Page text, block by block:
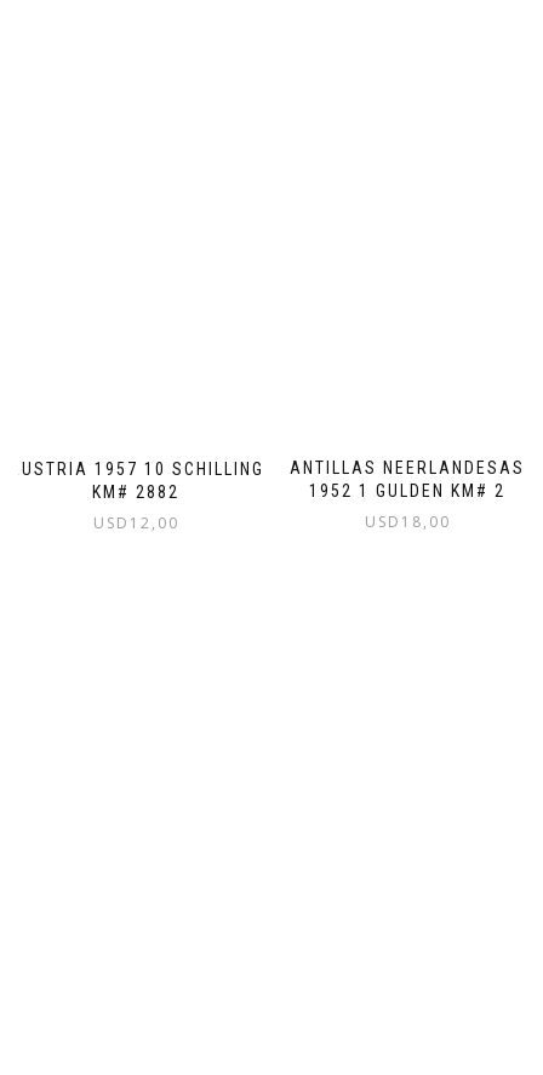
AUSTRIA 1957 10 SCHILLING
KM# 2882
USD 12,00
ANTILLAS NEERLANDESAS
1952 1 GULDEN KM# 2
USD 18,00